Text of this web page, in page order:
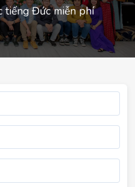
tiếng Đức miễn phí